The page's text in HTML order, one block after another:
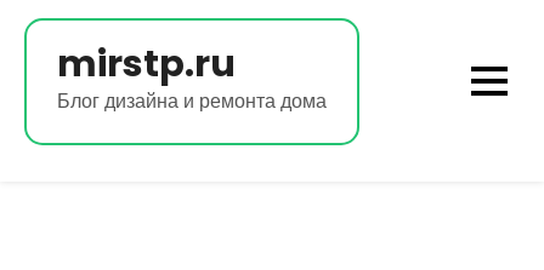
Перейти
содержимомуmirstp.ru
Блог дизайна и ремонта дома